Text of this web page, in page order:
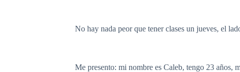
No hay nada peor que tener clases un jueves, el
Me presento: mi nombre es Caleb, tengo 23 años,